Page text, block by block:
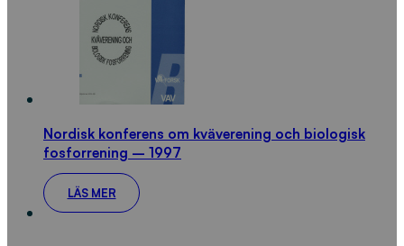
Nordisk konferens om kväverening och biologisk
fosforrening – 1997
LÄS MER